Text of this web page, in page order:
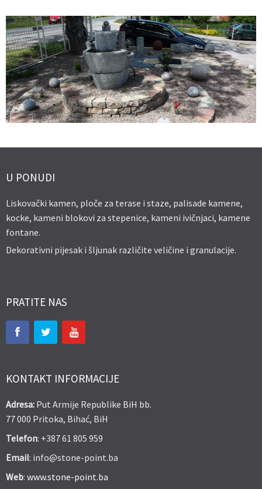
U PONUDI
Liskovački kamen, ploče za terase i staze, palisade kamene,
kocke, kameni blokovi za stepenice, kameni ivičnjaci, kamene
fontane.
Dekorativni pijesak i šljunak različite veličine i granulacije.
PRATITE NAS
KONTAKT INFORMACIJE
Adresa: Put Armije Republike BiH bb.
77 000 Pritoka, Bihać, BiH
Telefon: +387 61 805 959
Email: info@stone-point.ba
Web: www.stone-point.ba